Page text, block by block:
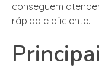
conseguem
rápida e eficiente.